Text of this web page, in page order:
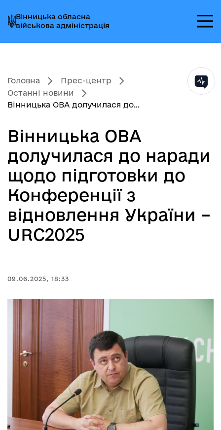
до
головного
меню
до
головного
вмісту
до
головного
колонтитула
Вінницька обласна
військова адміністрація
Головна
Прес-центр
Останні новини
Вінницька ОВА долучилася до...
Вінницька ОВА
долучилася до наради
щодо підготовки до
Конференції з
відновлення України –
URC2025
09.06.2025, 18:33